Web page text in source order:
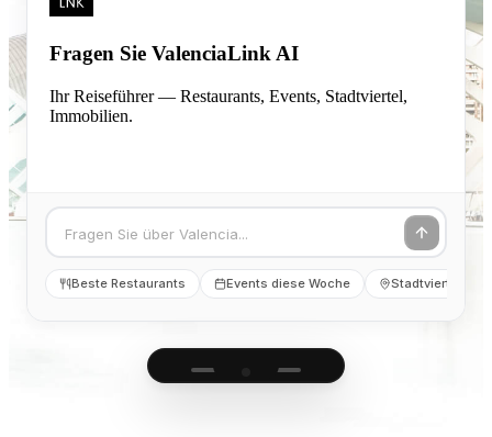
Fragen Sie ValenciaLink AI
Ihr Reiseführer — Restaurants, Events, Stadtviertel,
Immobilien.
Beste Restaurants Events diese Woche Stadtviertel